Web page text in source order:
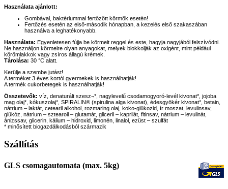
Használata ajánlott:
Gombával, baktériummal fertőzött körmök esetén!
Fertőzés esetén az első-második hónapban, a kezelés első szakaszában
használva a leghatékonyabb.
Használata: Egyenletesen fújja be körmeit reggel és este, hagyja nagyjából felszívódni.
Ne használjon körmeire olyan anyagokat, melyek blokkolják az oxigént, mint például
körömlakkok vagy zsíros állagú krémek.
Tárolása: 30 °C alatt.
Kerülje a szembe jutást!
A terméket 3 éves kortól gyermekek is használhatják!
A termék cukorbetegek is használhatják!
Összetevők: víz, denaturált szesz¬*, nagylevelű csodamogyoró-levél kivonat*, jojoba
mag olaj*, kókuszolaj*, SPIRALIN® (spirulina alga kivonat), édesgyökér kivonat*, betain,
nátrium – laktát, cetearil alkohol, rozmaring olaj, koko-glükozid, ír moszat, levulinsav,
glükóz, nátrium – sztearoil – glutamát, gliceril – kaprilát, fitinsav, nátrium – levulinát,
ánizssav, glicerin, kálium – hidroxid, limonén, linalol, ezüst – szulfát
* minősített biogazdálkodásból származik
Szállítás
GLS csomagautomata (max. 5kg)